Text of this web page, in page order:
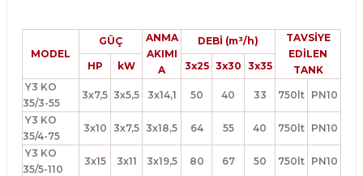
MODEL
GÜÇ
ANMA
AKIMI
A
DEBİ (m³/h)
TAVSİYE
EDİLEN
TANK
HP kW 3x25 3x30 3x35
Y3 KO
35/3-55
3x7,5 3x5,5 3x14,1 50 40 33 750lt PN10
Y3 KO
35/4-75
3x10 3x7,5 3x18,5 64 55 40 750lt PN10
Y3 KO
35/5-110
3x15 3x11 3x19,5 80 67 50 750lt PN10